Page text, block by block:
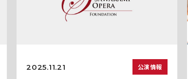
2025.11.21 公演情報